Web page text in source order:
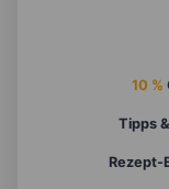
10 %
Tipps
Rezept-